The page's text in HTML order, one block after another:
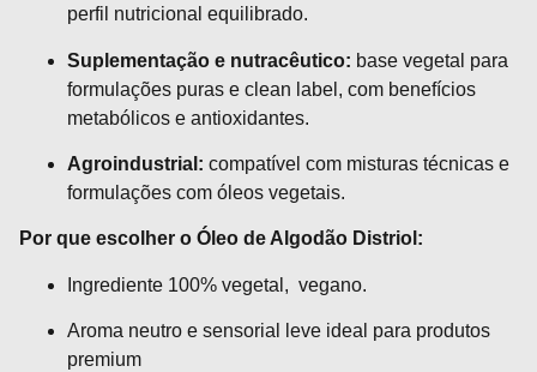
perfil nutricional equilibrado.
Suplementação e nutracêutico: base vegetal para
formulações puras e clean label, com benefícios
metabólicos e antioxidantes.
Agroindustrial: compatível com misturas técnicas e
formulações com óleos vegetais.
Por que escolher o Óleo de Algodão Distriol:
Ingrediente 100% vegetal, vegano.
Aroma neutro e sensorial leve ideal para produtos
premium